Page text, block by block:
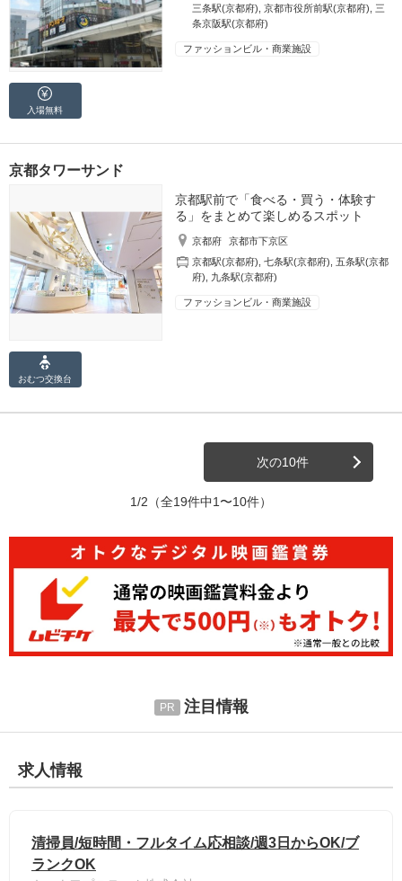
三条駅(京都府) ,京都市役所前駅(京都府)
三
条京阪駅(京都府)
ファッションビル・商業施設
入場無料
京都タワーサンド
京都駅前で「食べる・買う・体験す
る」をまとめて楽しめるスポット
京都府
京都市下京区
京都駅(京都府) ,七条駅(京都府) ,五条駅(京都
府)
九条駅(京都府)
ファッションビル・商業施設
おむつ交換台
次の10件
1/2 （全19件中1〜10件）
注目情報
求人情報
清掃員/短時間・フルタイム応相談/週3日からOK/ブ
ランクOK